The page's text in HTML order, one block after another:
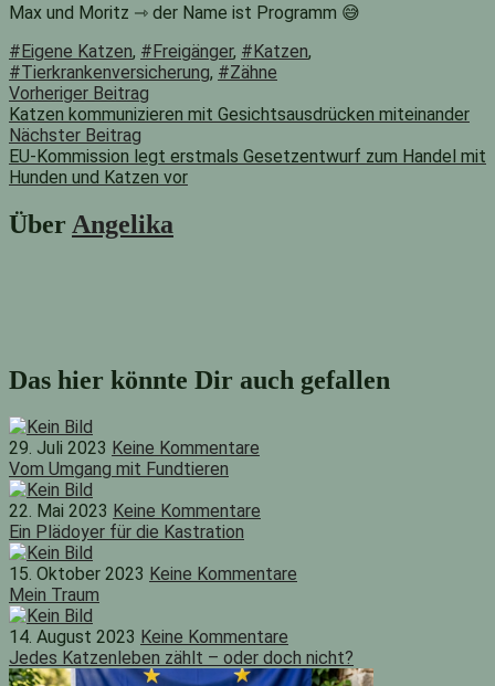
Max und Moritz ⇾ der Name ist Programm 😅
#Eigene Katzen, #Freigänger, #Katzen,
#Tierkrankenversicherung, #Zähne
Beitragsnavigation
Vorheriger Beitrag
Beitrag:
Katzen kommunizieren mit Gesichtsausdrücken miteinander
Nächster Beitrag
EU-Kommission legt erstmals Gesetzentwurf zum Handel mit
Hunden und Katzen vor
Beitrag:
Über Angelika
Das hier könnte Dir auch gefallen
29. Juli 2023 Keine Kommentare
Vom Umgang mit Fundtieren
22. Mai 2023 Keine Kommentare
Ein Plädoyer für die Kastration
15. Oktober 2023 Keine Kommentare
Mein Traum
14. August 2023 Keine Kommentare
Jedes Katzenleben zählt – oder doch nicht?